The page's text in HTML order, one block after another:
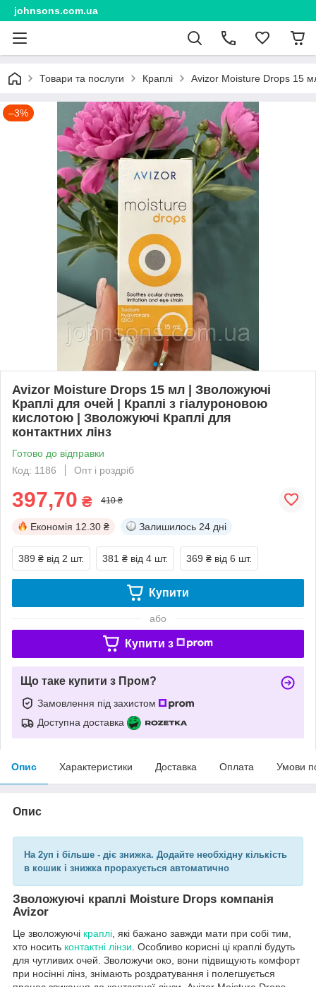
johnsons.com.ua
Товари та послуги Краплі Avizor Moisture Drops 15
–3%
Avizor Moisture Drops 15 мл | Зволожуючі
Краплі для очей | Краплі з гіалуроновою
кислотою | Зволожуючі Краплі для
контактних лінз
Готово до відправки
Код: 1186
Опт і роздріб
397,70 ₴ 410 ₴
Економія 12.30 ₴ Залишилось 24 дні
389 ₴ від 2 шт. 381 ₴ від 4 шт. 369 ₴ від 6 шт.
Купити
або
Купити з
Що таке купити з Пром?
Замовлення під захистом
Доступна доставка
Опис Характеристики Доставка Оплата Умови
Опис
На 2уп і більше - діє знижка. Додайте необхідну кількість
в кошик і знижка прорахується автоматично
Зволожуючі краплі Moisture Drops компанія
Avizor
Це зволожуючі краплі , які бажано завжди мати при собі тим,
хто носить контактні лінзи . Особливо корисні ці краплі будуть
для чутливих очей. Зволожучи око, вони підвищують комфорт
при носінні лінз, знімають роздратування і полегшується